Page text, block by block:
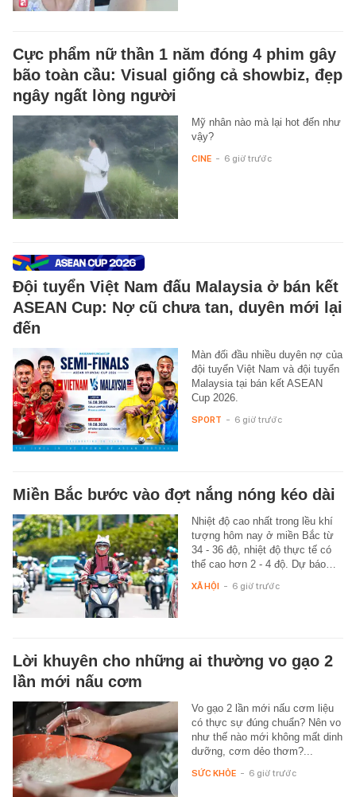
Cực phẩm nữ thần 1 năm đóng 4 phim gây
bão toàn cầu: Visual giống cả showbiz, đẹp
ngây ngất lòng người
Mỹ nhân nào mà lại hot đến như
vậy?
CINE - 6 giờ trước
Đội tuyển Việt Nam đấu Malaysia ở bán kết
ASEAN Cup: Nợ cũ chưa tan, duyên mới lại
đến
Màn đối đầu nhiều duyên nợ của
đội tuyển Việt Nam và đội tuyển
Malaysia tại bán kết ASEAN
Cup 2026.
SPORT - 6 giờ trước
Miền Bắc bước vào đợt nắng nóng kéo dài
Nhiệt độ cao nhất trong lều khí
tượng hôm nay ở miền Bắc từ
34 - 36 độ, nhiệt độ thực tế có
thể cao hơn 2 - 4 độ. Dự báo…
XÃ HỘI - 6 giờ trước
Lời khuyên cho những ai thường vo gạo 2
lần mới nấu cơm
Vo gạo 2 lần mới nấu cơm liệu
có thực sự đúng chuẩn? Nên vo
như thế nào mới không mất dinh
dưỡng, cơm dẻo thơm?...
SỨC KHỎE - 6 giờ trước